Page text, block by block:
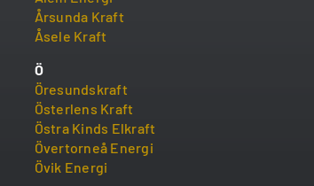
Årsunda Kraft
Åsele Kraft
Ö
Öresundskraft
Österlens Kraft
Östra Kinds Elkraft
Övertorneå Energi
Övik Energi